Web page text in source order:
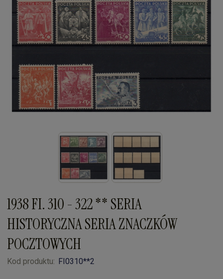
1938 FI. 310 - 322 ** SERIA
HISTORYCZNA SERIA ZNACZKÓW
POCZTOWYCH
Kod produktu: FI0310**2